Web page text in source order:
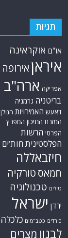
תגיות
או"ם אוקראינה
איראן אירופה
אפריקה ארה"ב
בריטניה גרמניה
דאעש האמירויות הגולן
המזרח התיכון המפרץ
הפרסי הרשות
הפלסטיניתחות'ים
חיזבאללה
חמאס טורקיה
טילים טכנולוגיה
ירדן ישראל
כורדים כטב"מים כלכלה
לבנון מצרים